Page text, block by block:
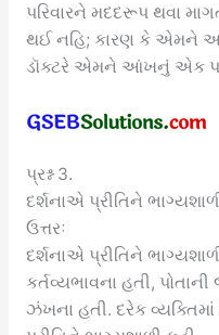
પરિવારને મદદરૂપ થવા
થઈ નહિ; કારણ કે એમને
ડૉક્ટરે એમને આંખનું એક પણ
પ્રશ્ન 3.
દર્શનાએ પ્રીતિને
ઉત્તરઃ
દર્શનાએ પ્રીતિને
કર્તવ્યભાવના હતી,
ઝંખના હતી. દરેક